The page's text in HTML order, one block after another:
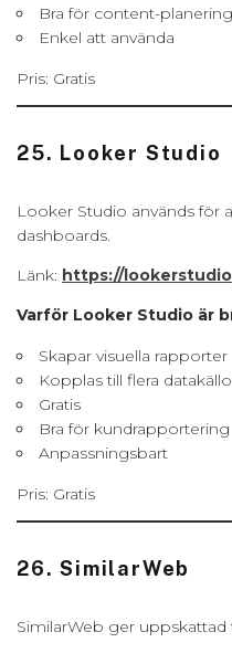
Bra för content-planering
Enkel att använda
Pris: Gratis
25. Looker Studio
Looker Studio används för
dashboards.
Länk: https://
Varför Looker Studio är
Skapar visuella rapporter
Kopplas till flera
Gratis
Bra för kundrapportering
Anpassningsbart
Pris: Gratis
26. SimilarWeb
SimilarWeb ger